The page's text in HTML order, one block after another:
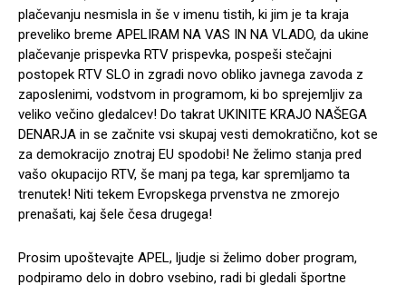
plačevanju nesmisla in še v imenu tistih, ki jim je ta kraja
preveliko breme APELIRAM NA VAS IN NA VLADO, da ukine
plačevanje prispevka RTV prispevka, pospeši stečajni
postopek RTV SLO in zgradi novo obliko javnega zavoda z
zaposlenimi, vodstvom in programom, ki bo sprejemljiv za
veliko večino gledalcev! Do takrat UKINITE KRAJO NAŠEGA
DENARJA in se začnite vsi skupaj vesti demokratično, kot se
za demokracijo znotraj EU spodobi! Ne želimo stanja pred
vašo okupacijo RTV, še manj pa tega, kar spremljamo ta
trenutek! Niti tekem Evropskega prvenstva ne zmorejo
prenašati, kaj šele česa drugega!
Prosim upoštevajte APEL, ljudje si želimo dober program,
podpiramo delo in dobro vsebino, radi bi gledali športne